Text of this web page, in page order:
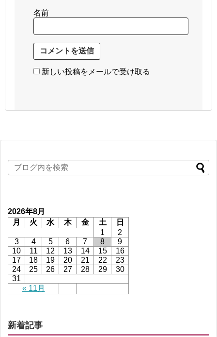
名前
新しい投稿をメールで受け取る
2026年8月
月
火 水 木 金 土 日
« 11月
1
2
3
4 5 6 7 8
9
10
11 12 13 14 15
16
17
18 19 20 21 22
23
24
25 26 27 28 29
30
31
新着記事